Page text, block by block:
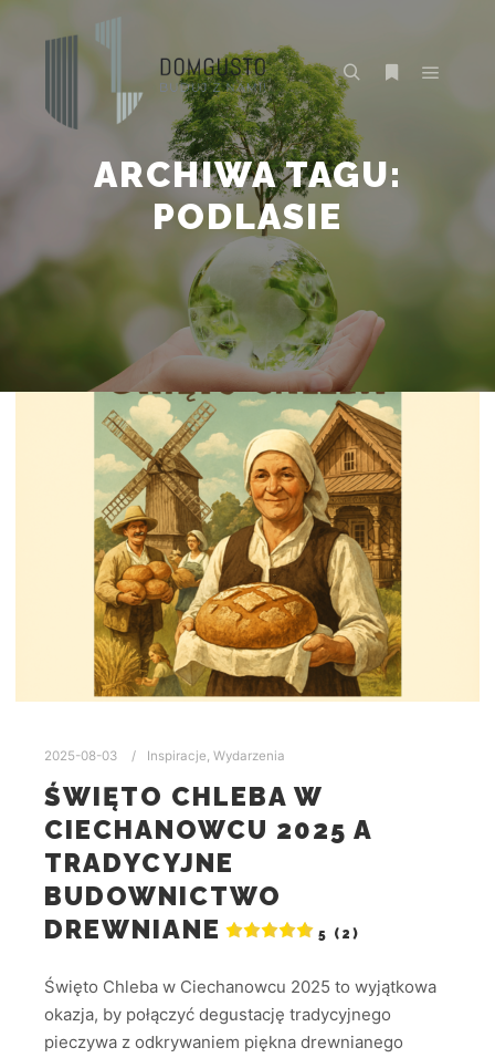
ARCHIWA TAGU:
PODLASIE
2025-08-03 Inspiracje, Wydarzenia
ŚWIĘTO CHLEBA W
CIECHANOWCU 2025 A
TRADYCYJNE
BUDOWNICTWO
DREWNIANE
5 (2)
Święto Chleba w Ciechanowcu 2025 to wyjątkowa
okazja, by połączyć degustację tradycyjnego
pieczywa z odkrywaniem piękna drewnianego